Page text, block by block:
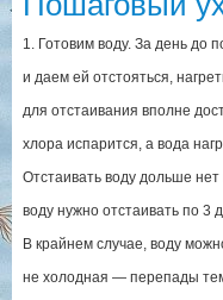
1. Готовим воду. За день до
и даем ей отстояться,
для отстаивания вполне
хлора испарится, а вода
Отстаивать воду дольше
воду нужно отстаивать по
В крайнем случае, воду
не холодная — перепады